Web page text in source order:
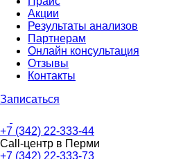
Акции
Результаты анализов
Партнерам
Онлайн консультация
Отзывы
Контакты
Записаться
+7 (342) 22-333-44
Call-центр в Перми
+7 (342) 22-333-73